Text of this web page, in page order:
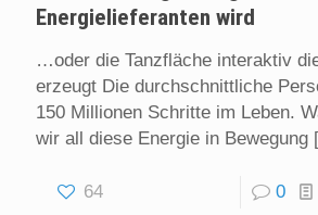
Energielieferanten wird
…oder die Tanzfläche interaktiv
erzeugt Die durchschnittliche
150 Millionen Schritte im Leben.
wir all diese Energie in Bewegung
64 0